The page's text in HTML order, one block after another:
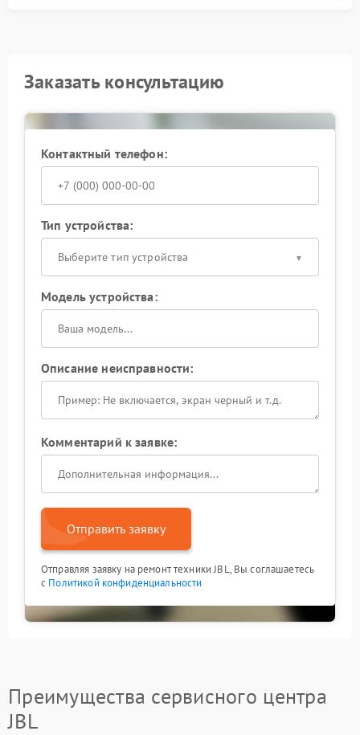
Заказать консультацию
Контактный телефон:
Тип устройства:
Выберите тип устройства
Модель устройства:
Описание неисправности:
Комментарий к заявке:
Отправить заявку
Отправляя заявку на ремонт техники JBL, Вы соглашаетесь
с Политикой конфиденциальности
Преимущества сервисного центра
JBL